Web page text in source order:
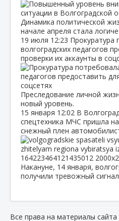
Динамика политической
начале апреля стала
19 июля 12:23 Прокуратура
волгоградских педагогов
проверки их аккаунты в
Преследование личной
новый уровень.
15 января 12:02 В
спецтехника МЧС пришла
снежный плен
Накануне, 14 января,
получили тревожный
Все права на материалы